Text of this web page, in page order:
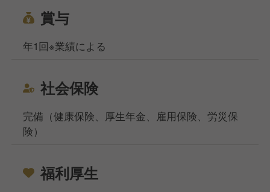
賞与
年1回※業績による
社会保険
完備（健康保険、厚生年金、雇用保険、労災保
険）
福利厚生